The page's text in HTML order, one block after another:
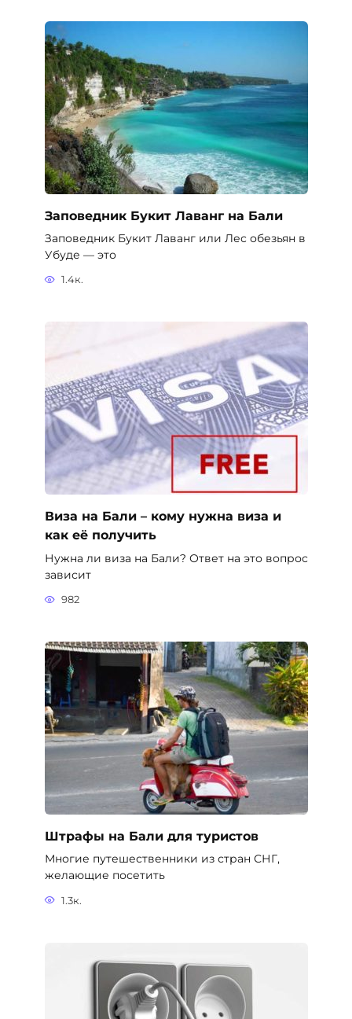
Заповедник Букит Лаванг на Бали
Заповедник Букит Лаванг или Лес обезьян в
Убуде — это
1.4к.
Виза на Бали – кому нужна виза и
как её получить
Нужна ли виза на Бали? Ответ на это вопрос
зависит
982
Штрафы на Бали для туристов
Многие путешественники из стран СНГ,
желающие посетить
1.3к.